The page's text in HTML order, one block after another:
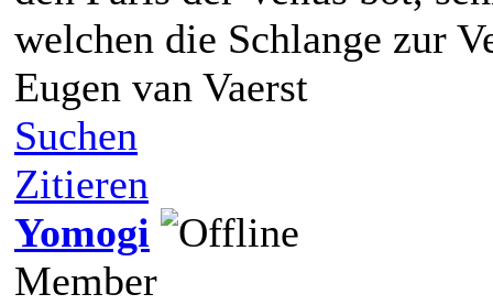
welchen die Schlange zur
Eugen van Vaerst
Suchen
Zitieren
Yomogi
Member